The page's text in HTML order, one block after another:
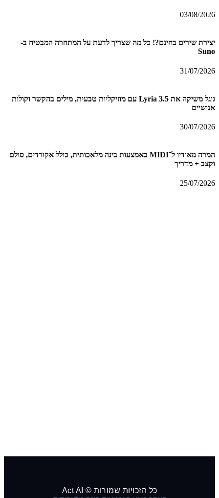
03/08/2026
יצירת שירים בחינם?! כל מה שצריך לדעת על המתחרה המבטיח ב-
Suno
31/07/2026
גוגל משיקה את Lyria 3.5 עם מוזיקליות טבעית, מילים בהקשר וקולות
אנושיים
30/07/2026
המרה מאודיו ל־MIDI באמצעות בינה מלאכותית, כולל אקורדים, סולם
וקצב + מדריך
25/07/2026
כל הזכויות שמורות © Act AI